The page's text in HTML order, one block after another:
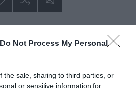
Do Not Process My Personal
the sale, sharing to third parties, or
or sensitive information for
10,40 €